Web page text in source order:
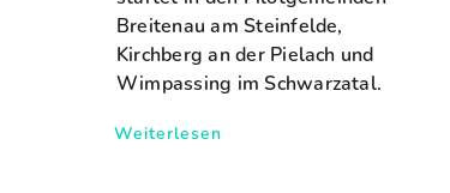
Breitenau am Steinfelde,
Kirchberg an der Pielach und
Wimpassing im Schwarzatal.
Weiterlesen